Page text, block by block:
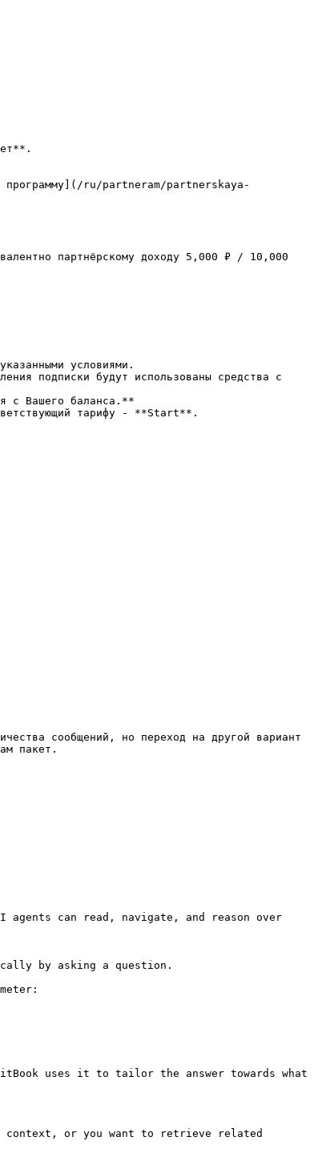
программу](/ru/partneram/partnerskaya-
партнёрскому доходу 5,000 ₽ / 10,000
условиями.
подписки будут использованы средства с
с Вашего баланса.**
тарифу - **Start**.
сообщений, но переход на другой вариант
пакет.
agents can read, navigate, and reason over
by asking a question.
uses it to tailor the answer towards what
context, or you want to retrieve related